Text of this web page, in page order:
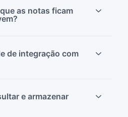
as notas ficam
de integração com
e armazenar